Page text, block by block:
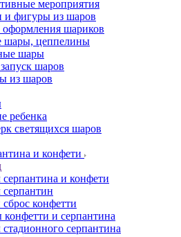
мероприятия
и фигуры из шаров
оформления шариков
шары, цеппелины
шары
шаров
из шаров
ребенка
светящихся шаров
и конфети
и конфети
конфетти
и серпантина
серпантина